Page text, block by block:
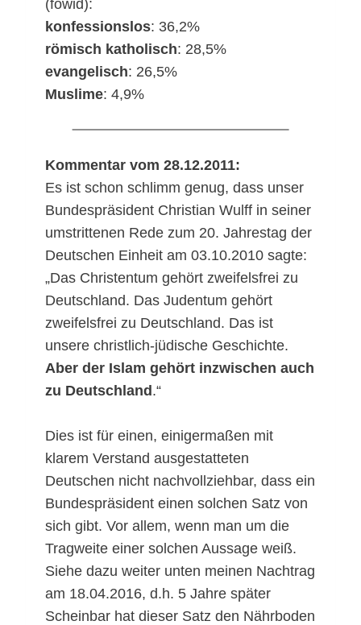
(fowid):
konfessionslos: 36,2%
römisch katholisch: 28,5%
evangelisch: 26,5%
Muslime: 4,9%
Kommentar vom 28.12.2011:
Es ist schon schlimm genug, dass unser
Bundespräsident Christian Wulff in seiner
umstrittenen Rede zum 20. Jahrestag der
Deutschen Einheit am 03.10.2010 sagte:
„Das Christentum gehört zweifelsfrei zu
Deutschland. Das Judentum gehört
zweifelsfrei zu Deutschland. Das ist
unsere christlich-jüdische Geschichte.
Aber der Islam gehört inzwischen auch
zu Deutschland.“
Dies ist für einen, einigermaßen mit
klarem Verstand ausgestatteten
Deutschen nicht nachvollziehbar, dass ein
Bundespräsident einen solchen Satz von
sich gibt. Vor allem, wenn man um die
Tragweite einer solchen Aussage weiß.
Siehe dazu weiter unten meinen Nachtrag
am 18.04.2016, d.h. 5 Jahre später
Scheinbar hat dieser Satz den Nährboden